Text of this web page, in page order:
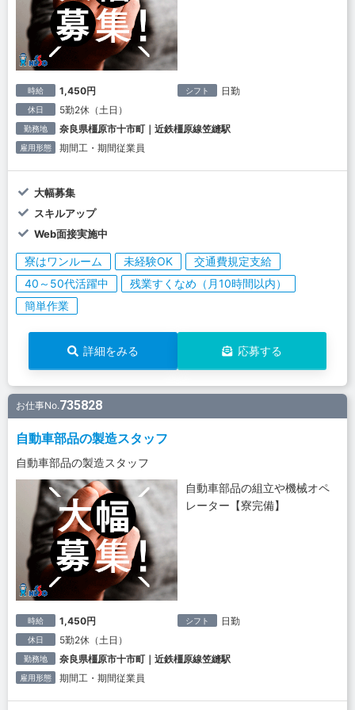
時給 1,450円 シフト 日勤
休日 5勤2休（土日）
勤務地 奈良県橿原市十市町｜近鉄橿原線笠縫駅
雇用形態 期間工・期間従業員
大幅募集
スキルアップ
Web面接実施中
寮はワンルーム 未経験OK
交通費規定支給
40～50代活躍中
残業すくなめ（月10時間以内）
簡単作業
詳細をみる 応募する
お仕事No.735828
自動車部品の製造スタッフ
自動車部品の製造スタッフ
自動車部品の組立や機械オペ
レーター【寮完備】
時給 1,450円 シフト 日勤
休日 5勤2休（土日）
勤務地 奈良県橿原市十市町｜近鉄橿原線笠縫駅
雇用形態 期間工・期間従業員